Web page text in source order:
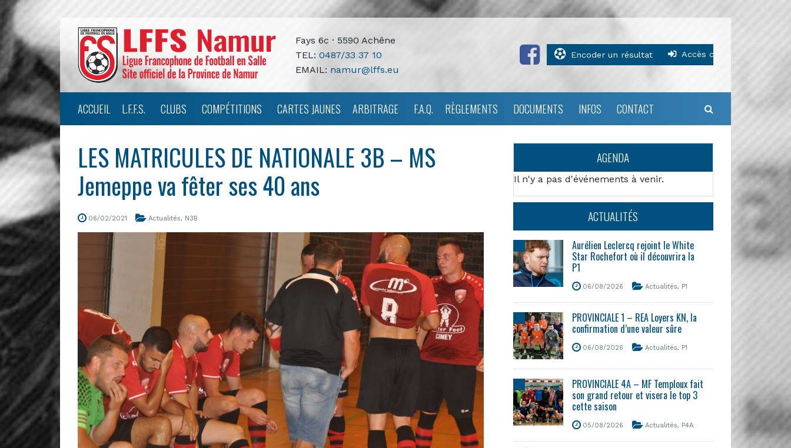
Fays 6c · 5590 Achêne
TEL: 0487/33 37 10
EMAIL: namur@lffs.eu
Encoder un résultat Accès clubs
ACCUEIL L.F.F.S. CLUBS COMPÉTITIONS CARTES JAUNES ARBITRAGE F.A.Q. RÈGLEMENTS DOCUMENTS INFOS CONTACT
LES MATRICULES DE NATIONALE 3B – MS
Jemeppe va fêter ses 40 ans
06/02/2021 Actualités, N3B
AGENDA
Il n'y a pas d'événements à venir.
ACTUALITÉS
Aurélien Leclercq rejoint le White
Star Rochefort où il découvrira la
P1
06/08/2026 Actualités, P1
PROVINCIALE 1 – REA Loyers KN, la
confirmation d’une valeur sûre
06/08/2026 Actualités, P1
PROVINCIALE 4A – MF Temploux fait
son grand retour et visera le top 3
cette saison
05/08/2026 Actualités, P4A